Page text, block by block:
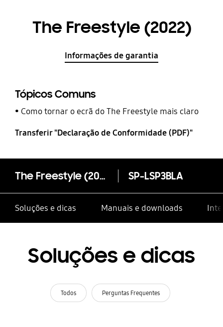
The Freestyle (2022)
Informações de garantia
Tópicos Comuns
Como tornar o ecrã do The Freestyle mais claro
Transferir "Declaração de Conformidade (PDF)"
The Freestyle (2022) SP-LSP3BLA
Soluções e dicas Manuais e downloads
Soluções e dicas
Todos Perguntas Frequentes